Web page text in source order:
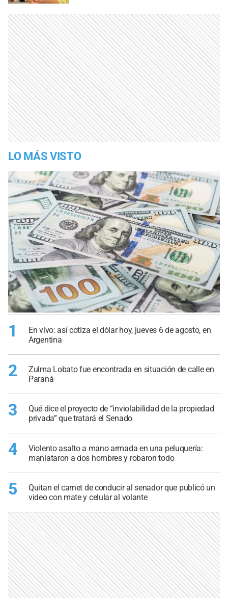
LO MÁS VISTO
1
En vivo: así cotiza el dólar hoy, jueves 6 de agosto, en
Argentina
2
Zulma Lobato fue encontrada en situación de calle en
Paraná
3
Qué dice el proyecto de “inviolabilidad de la propiedad
privada” que tratará el Senado
4
Violento asalto a mano armada en una peluquería:
maniataron a dos hombres y robaron todo
5
Quitan el carnet de conducir al senador que publicó un
video con mate y celular al volante